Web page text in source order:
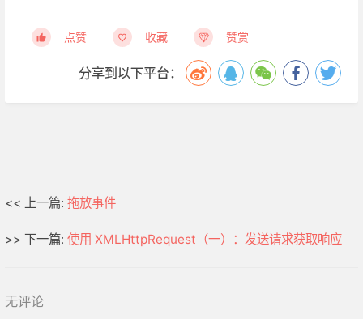
点赞 收藏 赞赏
分享到以下平台：
<< 上一篇: 拖放事件
>> 下一篇: 使用 XMLHttpRequest（一）：发送请求获取响应
无评论